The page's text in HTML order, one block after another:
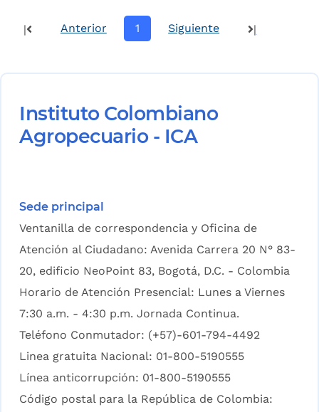
| Anterior 1 Siguiente |
Instituto Colombiano
Agropecuario - ICA
Sede principal
Ventanilla de correspondencia y Oficina de
Atención al Ciudadano: Avenida Carrera 20 N° 83-
20, edificio NeoPoint 83, Bogotá, D.C. - Colombia
Horario de Atención Presencial: Lunes a Viernes
7:30 a.m. - 4:30 p.m. Jornada Continua.
Teléfono Conmutador: (+57)-601-794-4492
Linea gratuita Nacional: 01-800-5190555
Línea anticorrupción: 01-800-5190555
Código postal para la República de Colombia: